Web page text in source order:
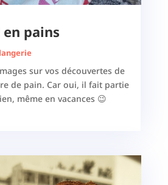
en pains
sur vos découvertes de
de pain. Car oui, il fait partie
même en vacances 😉